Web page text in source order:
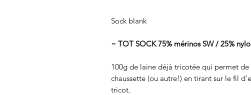
Sock blank
~ TOT SOCK 75% mérinos SW / 25%
100g de laine déjà tricotée qui permet
chaussette (ou autre!) en tirant sur le fil
tricot.